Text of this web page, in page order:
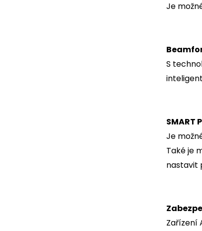
Je
S
SMART
Je
Také je
nastavit
Zařízení